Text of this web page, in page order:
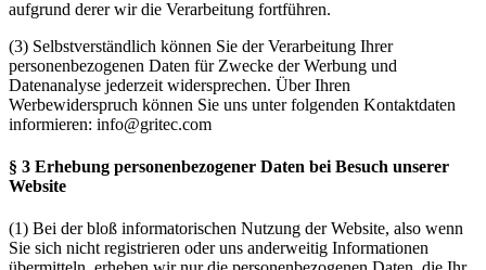
aufgrund derer wir die Verarbeitung fortführen.
(3) Selbstverständlich können Sie der Verarbeitung Ihrer
personenbezogenen Daten für Zwecke der Werbung und
Datenanalyse jederzeit widersprechen. Über Ihren
Werbewiderspruch können Sie uns unter folgenden Kontaktdaten
informieren: info@gritec.com
§ 3 Erhebung personenbezogener Daten bei Besuch unserer
Website
(1) Bei der bloß informatorischen Nutzung der Website, also wenn
Sie sich nicht registrieren oder uns anderweitig Informationen